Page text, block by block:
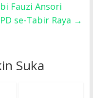
Fauzi Ansori
se-Tabir Raya →
Suka